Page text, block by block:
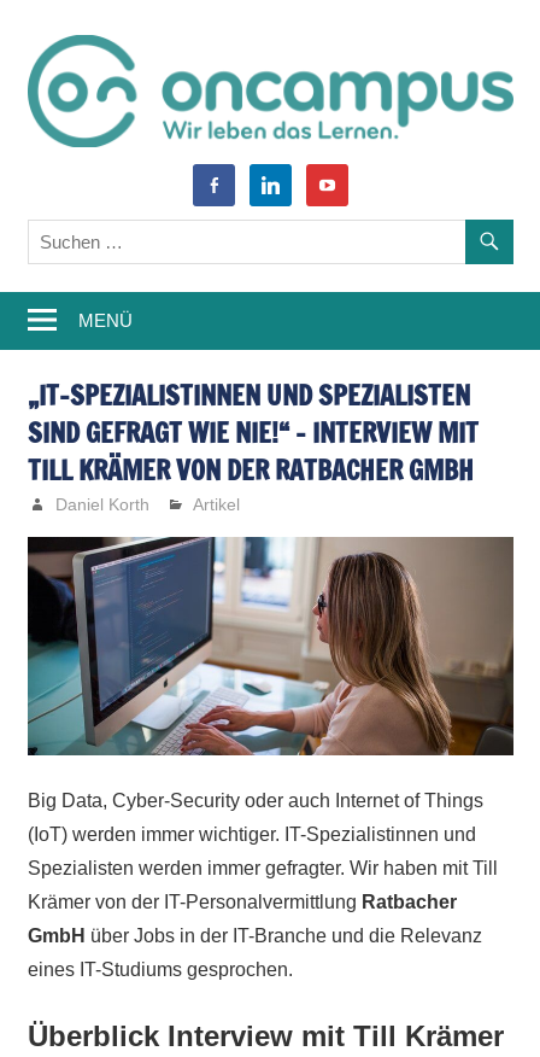
springen
oncampus-
Blog
–
Weiterbildung,
Studium,
Wissen
Learning
facebook-
alt
linkedin youtube
MENÜ
„IT-SPEZIALISTINNEN UND SPEZIALISTEN
SIND GEFRAGT WIE NIE!“ – INTERVIEW MIT
TILL KRÄMER VON DER RATBACHER GMBH
Daniel Korth Artikel
Big Data, Cyber-Security oder auch Internet of Things
(IoT) werden immer wichtiger. IT-Spezialistinnen und
Spezialisten werden immer gefragter. Wir haben mit Till
Krämer von der IT-Personalvermittlung Ratbacher
GmbH über Jobs in der IT-Branche und die Relevanz
eines IT-Studiums gesprochen.
Überblick Interview mit Till Krämer